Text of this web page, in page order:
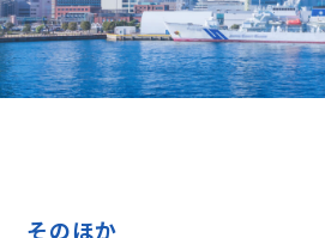
そのほか